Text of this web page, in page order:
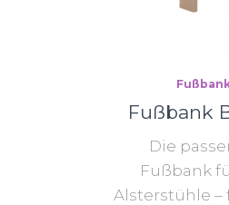
Fußbank
Die
Fußbank
Alsterstühle –